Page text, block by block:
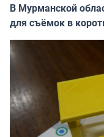
В Мурманской
для съёмок в